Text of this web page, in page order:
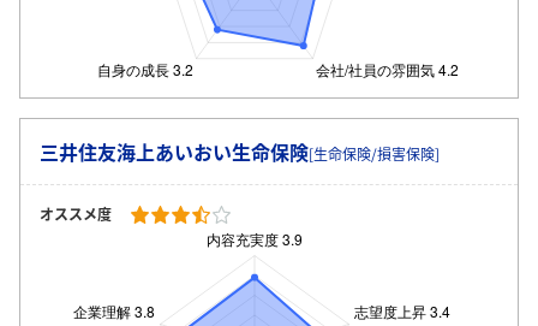
三井住友海上あいおい生命保険[生命保険/損害保険]
オススメ度